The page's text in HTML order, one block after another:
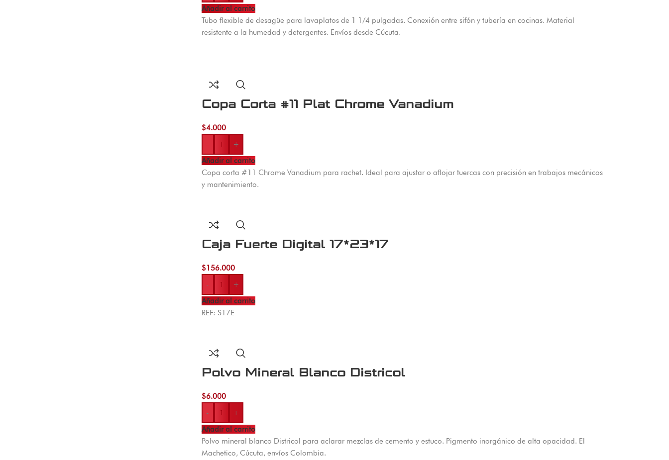
Añadir al carrito
Tubo flexible de desagüe para lavaplatos de 1 1/4 pulgadas. Conexión entre sifón y tubería en cocinas. Material
resistente a la humedad y detergentes. Envíos desde Cúcuta.
Copa Corta #11 Plat Chrome Vanadium
$4.000
-
+
Añadir al carrito
Copa corta #11 Chrome Vanadium para rachet. Ideal para ajustar o aflojar tuercas con precisión en trabajos mecánicos
y mantenimiento.
Caja Fuerte Digital 17*23*17
$156.000
-
+
Añadir al carrito
REF: S17E
Polvo Mineral Blanco Districol
$6.000
-
+
Añadir al carrito
Polvo mineral blanco Districol para aclarar mezclas de cemento y estuco. Pigmento inorgánico de alta opacidad. El
Machetico, Cúcuta, envíos Colombia.